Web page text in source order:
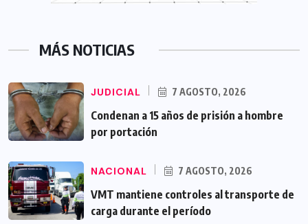
MÁS NOTICIAS
JUDICIAL 7 AGOSTO, 2026
Condenan a 15 años de prisión a hombre
por portación
NACIONAL 7 AGOSTO, 2026
VMT mantiene controles al transporte de
carga durante el período